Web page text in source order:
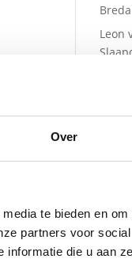
Over
te bieden en om
partners voor social
informatie die u aan
Leon